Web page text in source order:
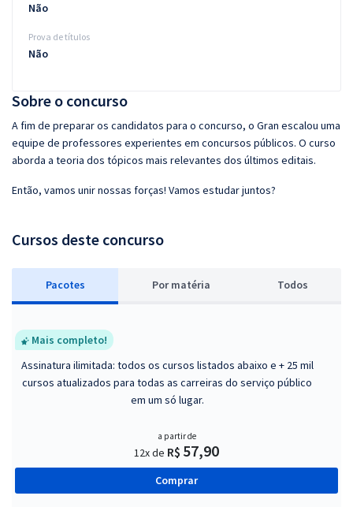
Sobre o concurso
A fim de preparar os candidatos para o concurso, o Gran escalou uma
equipe de professores experientes em concursos públicos. O curso
aborda a teoria dos tópicos mais relevantes dos últimos editais.
Então, vamos unir nossas forças! Vamos estudar juntos?
Cursos deste concurso
Pacotes Por matéria Todos
Mais completo!
Assinatura ilimitada: todos os cursos listados abaixo e + 25 mil
cursos atualizados para todas as carreiras do serviço público
em um só lugar.
a partir de
12x de R$ 57,90
Comprar
Não
Prova de títulos
Não